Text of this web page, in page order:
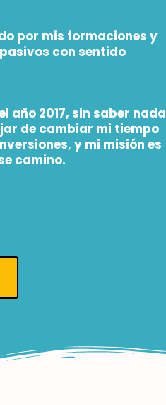
por mis formaciones y
con sentido
año 2017, sin saber nada
de cambiar mi tiempo
y mi misión es
camino.